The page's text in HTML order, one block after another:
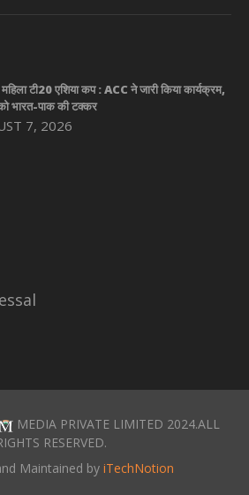
महिला टी20 एशिया कप : ACC ने जारी किया कार्यक्रम,
भारत-पाक की टक्कर
7, 2026
MEDIA PRIVATE LIMITED 2024.ALL
RESERVED.
Maintained by iTechNotion